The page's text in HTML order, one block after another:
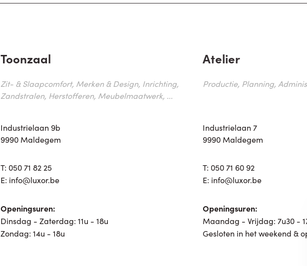
Toonzaal
Zit- & Slaapcomfort, Merken & Design, Inrichting,
Zandstralen, Herstofferen, Meubelmaatwerk, ...
Industrielaan 9b
9990 Maldegem
T: 050 71 82 25
E: info@luxor.be
Openingsuren:
Dinsdag - Zaterdag: 11u - 18u
Zondag: 14u - 18u
Atelier
Productie, Planning,
Industrielaan 7
9990 Maldegem
T: 050 71 60 92
E: info@luxor.be
Openingsuren:
Maandag - Vrijdag: 7u30 -
Gesloten in het weekend &